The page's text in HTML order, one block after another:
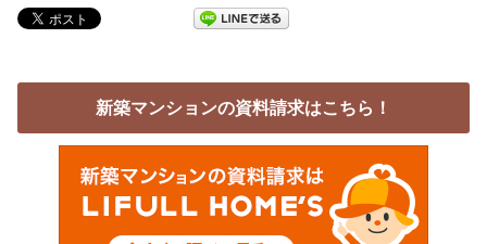
新築マンションの資料請求はこちら！